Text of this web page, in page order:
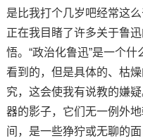
是比我打个几岁吧经常这
正在我目睹了许多关于鲁
悟。“政治化鲁迅”是一个
看到的，但是具体的、枯
究，这会使我有说教的嫌
器的影子，它们无一例外
间，是一些狰狞或无聊的